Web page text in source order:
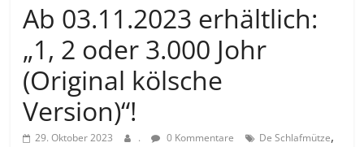
Ab 03.11.2023 erhältlich:
„1, 2 oder 3.000 Johr
(Original kölsche
Version)“!
29. Oktober 2023 . 0 Kommentare De Schlafmütze,